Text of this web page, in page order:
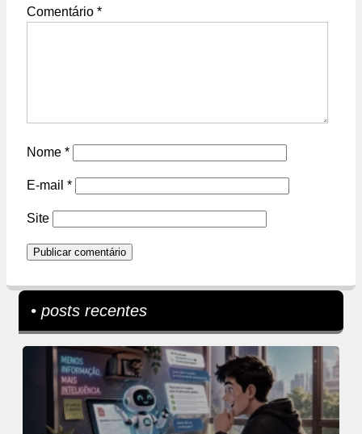
Comentário *
Nome *
E-mail *
Site
• posts recentes